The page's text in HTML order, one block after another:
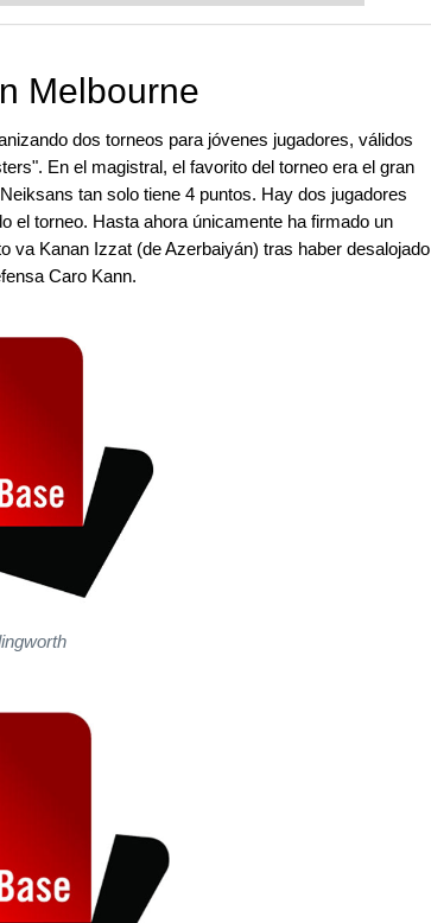
personalised
Melbourne
dos torneos para jóvenes jugadores, válidos
En el magistral, el favorito del torneo era el gran
tan solo tiene 4 puntos. Hay dos jugadores
el torneo. Hasta ahora únicamente ha firmado un
va Kanan Izzat (de Azerbaiyán) tras haber desalojado
Caro Kann.